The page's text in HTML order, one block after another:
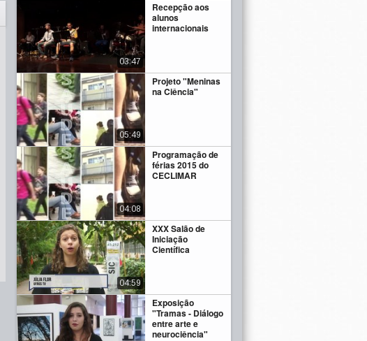
Recepção aos
alunos
internacionais
03:47
Projeto "Meninas
na Ciência"
05:49
Programação de
férias 2015 do
CECLIMAR
04:08
XXX Salão de
Iniciação
Científica
04:59
Exposição
"Tramas - Diálogo
entre arte e
neurociência"